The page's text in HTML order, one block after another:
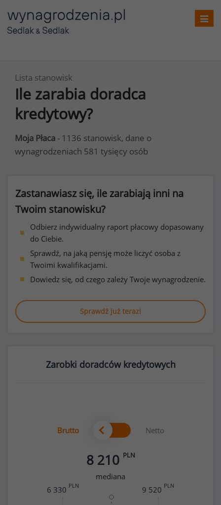
Lista stanowisk
Ile zarabia doradca
kredytowy?
Moja Płaca - 1136 stanowisk, dane o
wynagrodzeniach 581 tysięcy osób
Zastanawiasz się, ile zarabiają inni na
Twoim stanowisku?
Odbierz indywidualny raport płacowy dopasowany
do Ciebie.
Sprawdź, na jaką pensję może liczyć osoba z
Twoimi kwalifikacjami.
Dowiedz się, od czego zależy Twoje wynagrodzenie.
Sprawdź już teraz!
Zarobki doradców kredytowych
Brutto Netto
8 210 PLN
mediana
6 330 PLN 9 520 PLN